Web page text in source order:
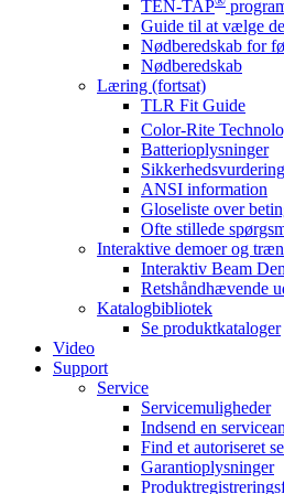
TEN-TAP
Guide til at vælge
Nødberedskab for
Nødberedskab
Læring (fortsat)
TLR Fit Guide
Color-Rite
Batterioplysninger
ANSI information
Gloseliste over
Ofte stillede
Interaktive demoer og
Interaktiv Beam
Retshåndhævende
Katalogbibliotek
Se produktkataloger
Video
Support
Service
Servicemuligheder
Indsend en
Find et autoriseret
Garantioplysninger